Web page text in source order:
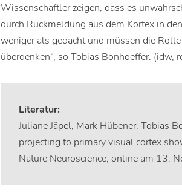
Wissenschaftler zeigen, dass es
durch Rückmeldung aus dem Kortex in
weniger als gedacht und müssen die
überdenken“, so Tobias Bonhoeffer. (idw,
Literatur:
Juliane Jäpel, Mark Hübener, Tobias
projecting to primary visual cortex
Nature Neuroscience, online am 13.